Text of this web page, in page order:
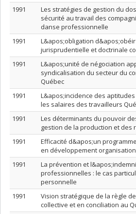
1991
Les stratégies de gestion du
sécurité au travail des
danse professionnelle
1991
L&apos;obligation
jurisprudentielle et doctrinale
1991
L&apos;unité de négociation
syndicalisation du secteur du
Québec
1991
L&apos;incidence des
les salaires des travailleurs
1991
Les déterminants du pouvoir
gestion de la production et des
1991
Efficacité d&apos;un
en développement
1991
La prévention et
professionnelles : le cas
personnelle
1991
Vision stratégique de la règle
collective et en conciliation au